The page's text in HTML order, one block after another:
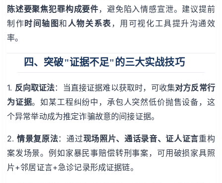
陈述要聚焦犯罪构成要件，避免陷入情感宣泄。建议提前
制作时间轴图和 人物关系表 ，用可视化工具提升沟通效
率。
四、突破"证据不足"的三大实战技巧
1. 反向取证法：当直接证据难以获取时，可收集对方反常行
为证据。如某工程纠纷中，承包人突然低价抛售设备，这
个异常举动成为推定诈骗故意的间接证据。
2.情景复原法：通过现场照片、通话录音、证人证言重构
案发场景。例如家暴民事赔偿转刑事案，可用破损家具照
片+邻居证言+急诊记录形成证据链。